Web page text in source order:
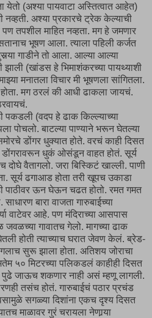
(अश्या पायवाटा अस्तित्वात आहेत)
नव्हती. अश्या प्रकारचे ट्रेक केल्याची
तपशील माहित नव्हता. मग हे जमणार
भूषण आला. त्याला पहिली कर्जत
गाडीने तो आला. आल्या आल्या
झाली (खांडस हे भिमाशंकरच्या पायथ्याशी
मनातला विचार मी भूषणला सांगितला.
होता. मग ठरलं की आधी ढाकला जायचं.
पकडली (वदप हे ढाक किल्ल्याच्या
पोचलो. बाटल्या पाण्याने भरून घेतल्या
डोंगर धुक्यात होते. वरचं काही दिसत
डोंगरावरून धुकं ओसंडून वाहत होतं. सूर्य
दोघे वैतागलो. जरा बिस्किटं खाल्ली. पाणी
सूर्य ढगाआड होता तरी खूपच उकाडा
पाठीवर ऊन घेऊन चढत होतो. रमत गमत
बारा वाजता गारुबाईच्या
वाटेवर आहे. पण मंदिराच्या आसपास
जवळच्या गावातच गेलो. मागच्या ढाक
होती त्याच्याच घरात जेवण केलं. ब्रेड-
सुरू झाला होता. अतिशय जोराचा
५० मिटरच्या पलिकडलं काहीही दिसत
जाऊच शकणार नाही असं म्हणू लागली.
तसंच होतं. गारुबाईचं पठार प्रचंड
सगळ्या दिशांना एकच दृश्य दिसत
माळावर गुरं चरायला नेणार्‍या